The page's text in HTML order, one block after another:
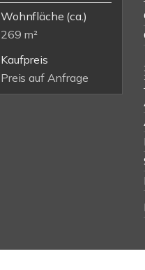
Wohnfläche (ca.)
269 m²
Kaufpreis
Preis auf Anfrage